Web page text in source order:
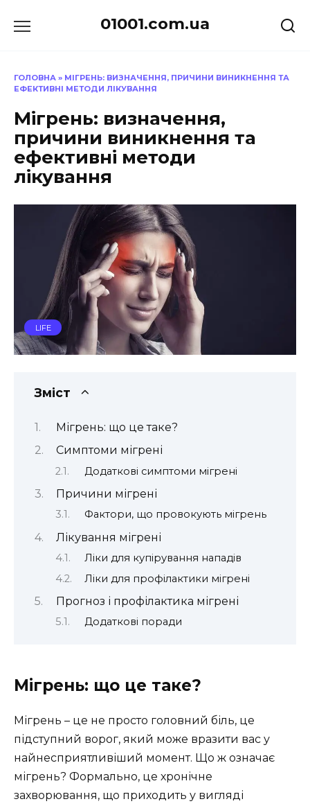
до
01001.com.ua
ГОЛОВНА » МІГРЕНЬ: ВИЗНАЧЕННЯ, ПРИЧИНИ ВИНИКНЕННЯ ТА
ЕФЕКТИВНІ МЕТОДИ ЛІКУВАННЯ
Мігрень: визначення,
причини виникнення та
ефективні методи
лікування
LIFE
Зміст
Мігрень: що це таке?
Симптоми мігрені
Додаткові симптоми мігрені
Причини мігрені
Фактори, що провокують мігрень
Лікування мігрені
Ліки для купірування нападів
Ліки для профілактики мігрені
Прогноз і профілактика мігрені
Додаткові поради
Мігрень: що це таке?
Мігрень – це не просто головний біль, це
підступний ворог, який може вразити вас у
найнесприятливіший момент. Що ж означає
мігрень? Формально, це хронічне
захворювання, що приходить у вигляді